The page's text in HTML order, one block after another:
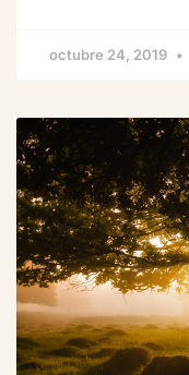
octubre 24, 2019